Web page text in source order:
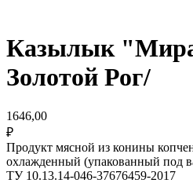
Казылык
Золотой Рог/
1646,00
₽
Продукт мясной из конины
охлажденный (упакованный под
ТУ 10.13.14-046-37676459-2017